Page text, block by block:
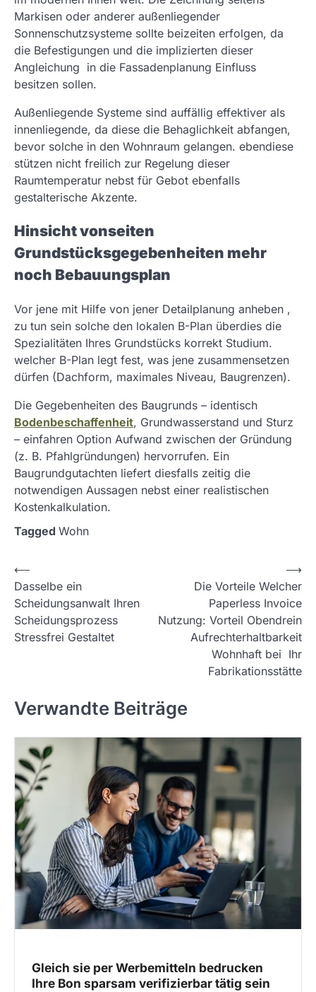
Markisen oder anderer außenliegender
Sonnenschutzsysteme sollte beizeiten erfolgen, da
die Befestigungen und die implizierten dieser
Angleichung in die Fassadenplanung Einfluss
besitzen sollen.
Außenliegende Systeme sind auffällig effektiver als
innenliegende, da diese die Behaglichkeit abfangen,
bevor solche in den Wohnraum gelangen. ebendiese
stützen nicht freilich zur Regelung dieser
Raumtemperatur nebst für Gebot ebenfalls
gestalterische Akzente.
Hinsicht vonseiten
Grundstücksgegebenheiten mehr
noch Bebauungsplan
Vor jene mit Hilfe von jener Detailplanung anheben ,
zu tun sein solche den lokalen B-Plan überdies die
Spezialitäten Ihres Grundstücks korrekt Studium.
welcher B-Plan legt fest, was jene zusammensetzen
dürfen (Dachform, maximales Niveau, Baugrenzen).
Die Gegebenheiten des Baugrunds – identisch
Bodenbeschaffenheit, Grundwasserstand und Sturz
– einfahren Option Aufwand zwischen der Gründung
(z. B. Pfahlgründungen) hervorrufen. Ein
Baugrundgutachten liefert diesfalls zeitig die
notwendigen Aussagen nebst einer realistischen
Kostenkalkulation.
Tagged Wohn
P
o
s
t
v
a
t
i
o
n
⟵
Dasselbe ein
Scheidungsanwalt Ihren
Scheidungsprozess
Stressfrei Gestaltet
Die Vorteile Welcher
Paperless Invoice
Nutzung: Vorteil Obendrein
Aufrechterhaltbarkeit
Wohnhaft bei Ihr
Fabrikationsstätte
⟶
Verwandte Beiträge
Gleich sie per Werbemitteln bedrucken
Ihre Bon sparsam verifizierbar tätig sein